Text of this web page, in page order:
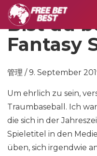
Bist du
Fantasy
管理 / 9. September
Um ehrlich zu sein,
Traumbaseball. Ich
die sich in der
Spieletitel in den
üben, sich irgendwie